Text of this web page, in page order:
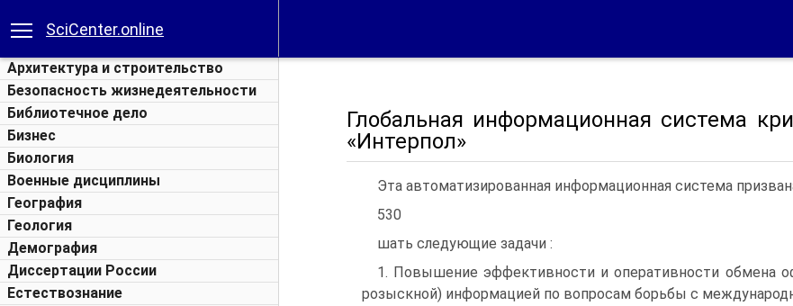
SciCenter.online
Архитектура и строительство
Безопасность жизнедеятельности
Библиотечное дело
Бизнес
Биология
Военные дисциплины
География
Геология
Демография
Диссертации России
Естествознание
Глобальная информационная система
«Интерпол»
Эта автоматизированная информационная система
530
шать следующие задачи :
1. Повышение эффективности и оперативности обмена
розыскной) информацией по вопросам борьбы с